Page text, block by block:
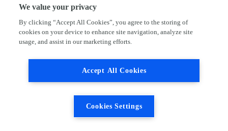
We value your privacy
By clicking “Accept All Cookies”, you agree to the storing of
cookies on your device to enhance site navigation, analyze site
usage, and assist in our marketing efforts.
Accept All Cookies
Cookies Settings